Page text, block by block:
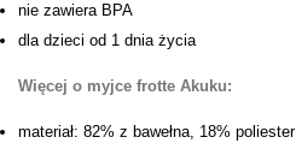
nie zawiera BPA
dla dzieci od 1 dnia życia
Więcej o myjce frotte Akuku:
materiał: 82% z bawełna, 18% poliester